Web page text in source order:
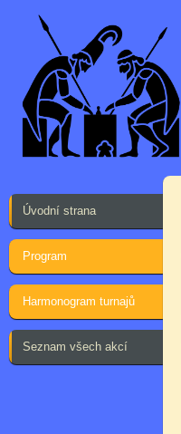
Úvodní strana
Program
Harmonogram turnajů
Seznam všech akcí